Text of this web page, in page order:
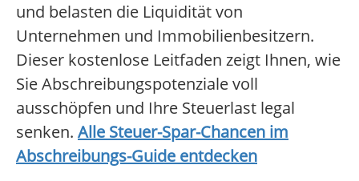
und belasten die Liquidität von
Unternehmen und Immobilienbesitzern.
Dieser kostenlose Leitfaden zeigt Ihnen, wie
Sie Abschreibungspotenziale voll
ausschöpfen und Ihre Steuerlast legal
senken. Alle Steuer-Spar-Chancen im
Abschreibungs-Guide entdecken